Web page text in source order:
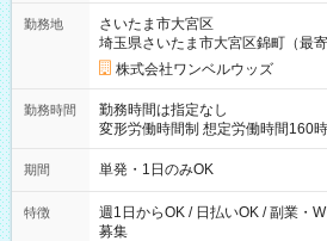
勤務地
さいたま市大宮区
埼玉県さいたま市大宮区錦町（最寄
株式会社ワンベルウッズ
勤務時間
勤務時間は指定なし
変形労働時間制 想定労働時間160時間/月 【シフト例】
～21：00
期間 単発・1日のみOK
特徴
週1日からOK / 日払いOK / 副業・
募集